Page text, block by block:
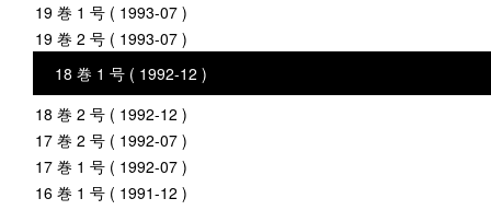
19 巻 1 号 ( 1993-07 )
19 巻 2 号 ( 1993-07 )
18 巻 1 号 ( 1992-12 )
18 巻 2 号 ( 1992-12 )
17 巻 2 号 ( 1992-07 )
17 巻 1 号 ( 1992-07 )
16 巻 1 号 ( 1991-12 )